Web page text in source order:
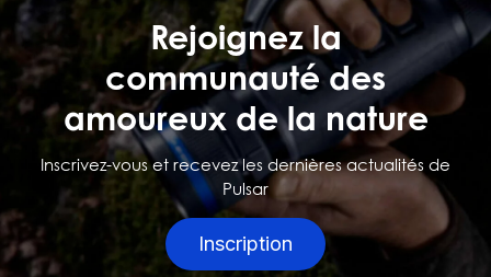
Rejoignez la
communauté des
amoureux de la nature
Inscrivez-vous et recevez les dernières actualités de
Pulsar
Inscription